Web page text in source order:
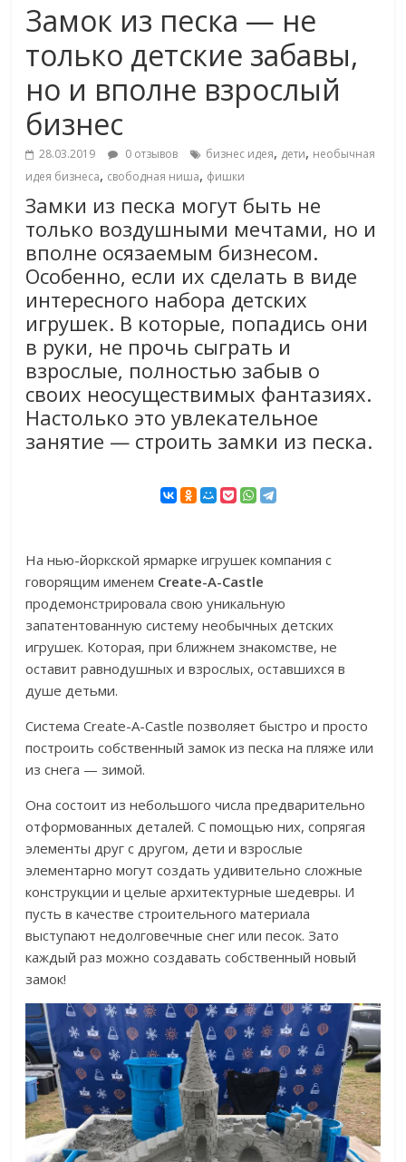
Замок из песка — не
только детские забавы,
но и вполне взрослый
бизнес
28.03.2019 0 отзывов бизнес идея, дети, необычная
идея бизнеса, свободная ниша, фишки
Замки из песка могут быть не
только воздушными мечтами, но и
вполне осязаемым бизнесом.
Особенно, если их сделать в виде
интересного набора детских
игрушек. В которые, попадись они
в руки, не прочь сыграть и
взрослые, полностью забыв о
своих неосуществимых фантазиях.
Настолько это увлекательное
занятие — строить замки из песка.
На нью-йоркской ярмарке игрушек компания с
говорящим именем Create-A-Castle
продемонстрировала свою уникальную
запатентованную систему необычных детских
игрушек. Которая, при ближнем знакомстве, не
оставит равнодушных и взрослых, оставшихся в
душе детьми.
Система Create-A-Castle позволяет быстро и просто
построить собственный замок из песка на пляже или
из снега — зимой.
Она состоит из небольшого числа предварительно
отформованных деталей. С помощью них, сопрягая
элементы друг с другом, дети и взрослые
элементарно могут создать удивительно сложные
конструкции и целые архитектурные шедевры. И
пусть в качестве строительного материала
выступают недолговечные снег или песок. Зато
каждый раз можно создавать собственный новый
замок!